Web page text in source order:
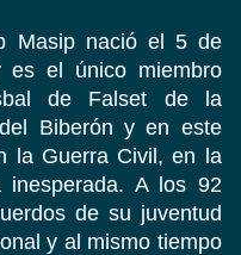
Masip nació el 5 de
el único miembro
de Falset de la
Biberón y en este
la Guerra Civil, en la
A los 92
de su juventud
y al mismo tiempo